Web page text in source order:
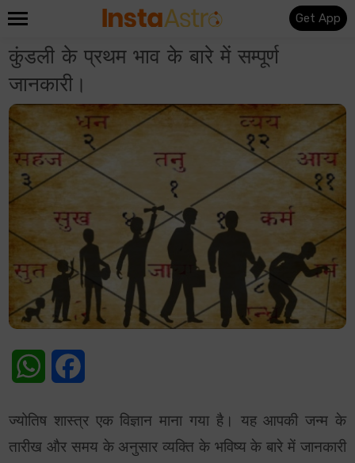
Get App
कुंडली के प्रथम भाव के बारे में सम्पूर्ण
जानकारी।
WhatsApp
ज्योतिष शास्त्र एक विज्ञान माना गया है। यह आपकी जन्म के
तारीख और समय के अनुसार व्यक्ति के भविष्य के बारे में जानकारी